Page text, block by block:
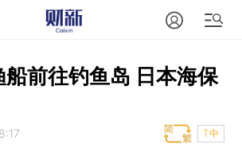
前往钓鱼岛 日本海保
T中